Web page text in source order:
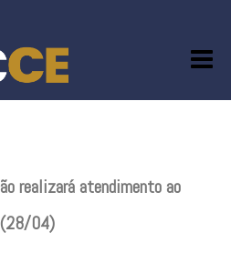
realizará atendimento ao
(28/04)